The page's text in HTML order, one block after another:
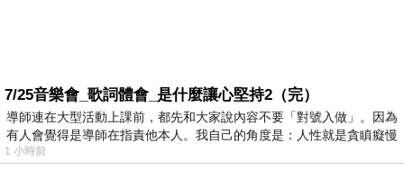
7/25音樂會_歌詞體會_是什麼讓心堅持2（完）
導師連在大型活動上課前，都先和大家說內容不要「對號入做」。因為
有人會覺得是導師在指責他本人。我自己的角度是：人性就是貪瞋癡慢
1 小時前